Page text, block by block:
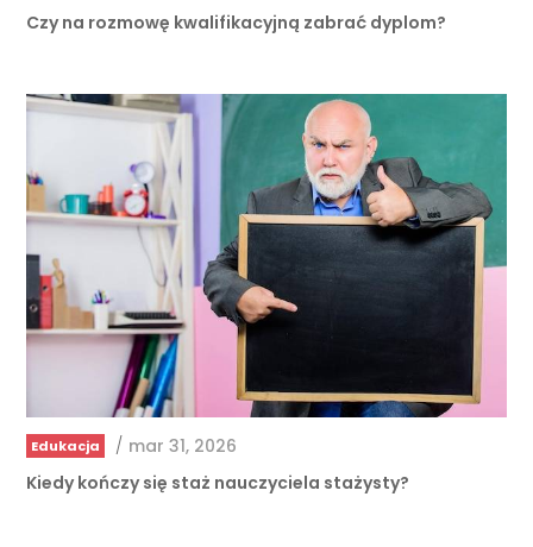
Czy na rozmowę kwalifikacyjną zabrać dyplom?
Edukacja / mar 31, 2026
Kiedy kończy się staż nauczyciela stażysty?